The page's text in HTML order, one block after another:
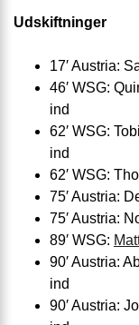
Udskiftninger
17′ Austria:
46′ WSG:
ind
62′ WSG:
ind
62′ WSG:
75′ Austria:
75′ Austria:
89′ WSG:
90′ Austria:
ind
90′ Austria: